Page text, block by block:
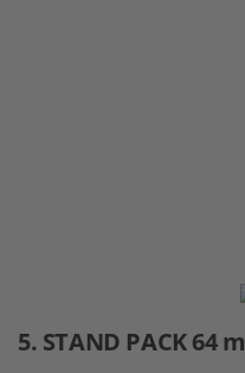
5. STAND PACK 64 m